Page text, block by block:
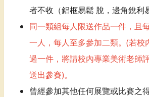
者不收（鋁框易鬆 脫，邊角銳利
同一類組每人限送作品一件，且
一人，每人至多參加二類。(若校
過一件，將請校內專業美術老師
送出參賽)。
曾經參加其他任何展覽或比賽之